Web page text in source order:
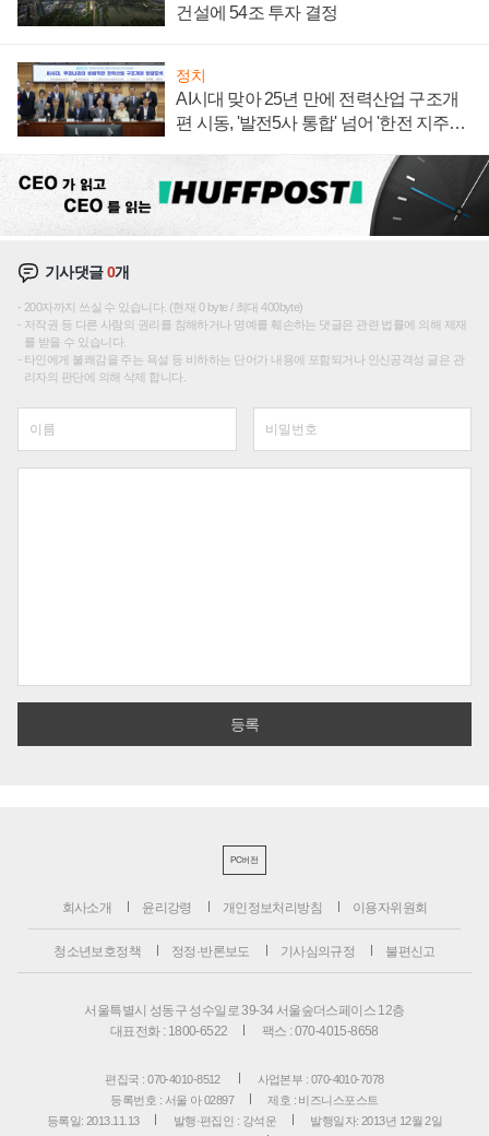
건설에 54조 투자 결정
정치
AI시대 맞아 25년 만에 전력산업 구조개
편 시동, '발전5사 통합' 넘어 '한전 지주사'
기사댓글0개
200자까지 쓰실 수 있습니다. (현재 0 byte / 최대 400byte)
저작권 등 다른 사람의 권리를 침해하거나 명예를 훼손하는 댓글은 관련 법률에 의해 제재
를 받을 수 있습니다.
타인에게 불쾌감을 주는 욕설 등 비하하는 단어가 내용에 포함되거나 인신공격성 글은 관
리자의 판단에 의해 삭제 합니다.
PC버전
회사소개 윤리강령 개인정보처리방침 이용자위원회
청소년보호정책 정정·반론보도 기사심의규정 불편신고
서울특별시 성동구 성수일로 39-34 서울숲더스페이스 12층
대표전화 : 1800-6522
팩스 : 070-4015-8658
편집국 : 070-4010-8512
사업본부 : 070-4010-7078
등록번호 : 서울 아 02897
제호 : 비즈니스포스트
등록일: 2013.11.13
발행·편집인 : 강석운
발행일자: 2013년 12월 2일